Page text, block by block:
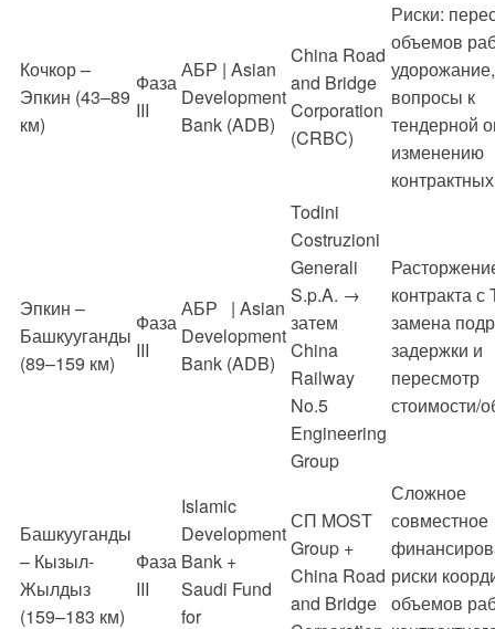
Кочкор –
Эпкин (43–89
км)
Фаза
III
АБР | Asian
Development
Bank (ADB)
China Road
and Bridge
Corporation
(CRBC)
Риски:
объемов
удорожание,
вопросы к
тендерной
изменению
Эпкин –
Башкууганды
(89–159 км)
Фаза
III
АБР | Asian
Development
Bank (ADB)
Todini
Costruzioni
Generali
S.p.A. →
затем
China
Railway
No.5
Engineering
Group
контракта с
замена
задержки и
пересмотр
стоимости/
Башкууганды
– Кызыл-
Жылдыз
(159–183 км)
Фаза
III
Islamic
Development
Bank +
Saudi Fund
for
СП MOST
Group +
China Road
and Bridge
Сложное
совместное
риски
объемов